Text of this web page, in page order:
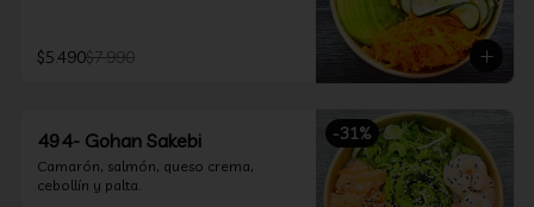
$5.490$7.990
-31%
494- Gohan Sakebi
Camarón, salmón, queso crema,
cebollín y palta.